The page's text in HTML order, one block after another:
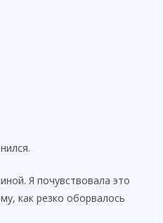
Я почувствовала это
как резко оборвалось